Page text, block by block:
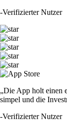
-Verifizierter Nutzer
„Die App holt einen
simpel und die
-Verifizierter Nutzer